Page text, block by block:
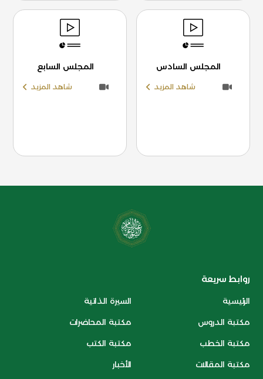
المجلس السادس
شاهد المزيد
المجلس السابع
شاهد المزيد
روابط سريعة
الرئيسية السيرة الذاتية
مكتبة الدروس مكتبة المحاضرات
مكتبة الخطب مكتبة الكتب
مكتبة المقالات الأخبار